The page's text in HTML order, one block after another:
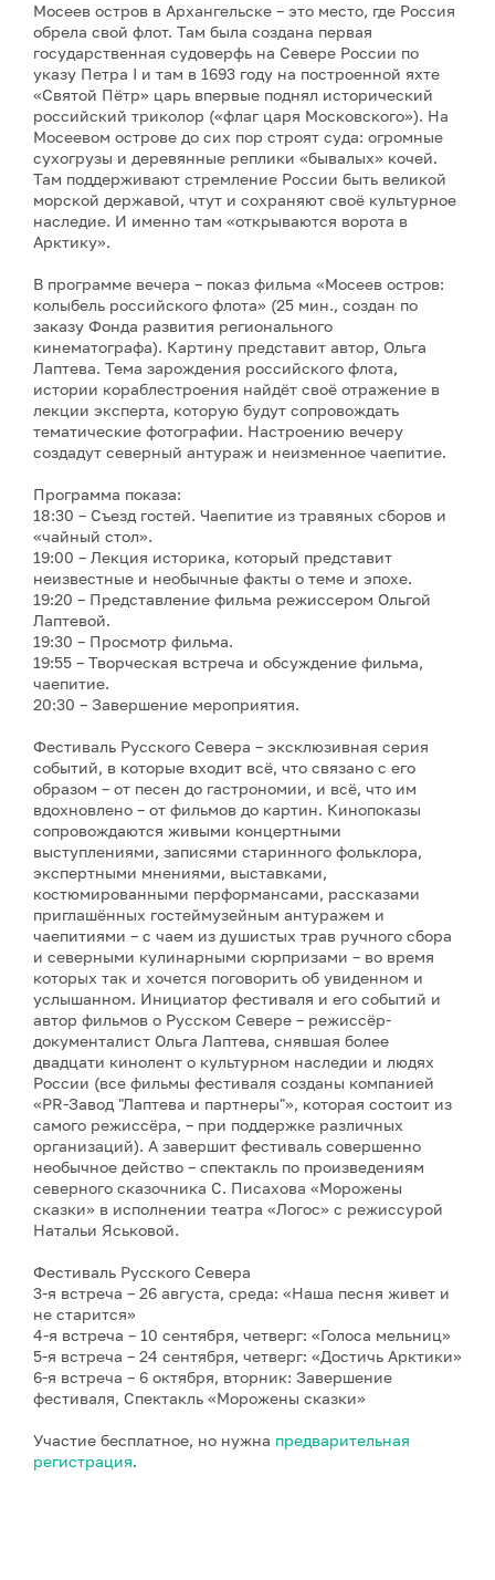
Мосеев остров в Архангельске – это место, где Россия
обрела свой флот. Там была создана первая
государственная судоверфь на Севере России по
указу Петра I и там в 1693 году на построенной яхте
«Святой Пётр» царь впервые поднял исторический
российский триколор («флаг царя Московского»). На
Мосеевом острове до сих пор строят суда: огромные
сухогрузы и деревянные реплики «бывалых» кочей.
Там поддерживают стремление России быть великой
морской державой, чтут и сохраняют своё культурное
наследие. И именно там «открываются ворота в
Арктику».
В программе вечера – показ фильма «Мосеев остров:
колыбель российского флота» (25 мин., создан по
заказу Фонда развития регионального
кинематографа). Картину представит автор, Ольга
Лаптева. Тема зарождения российского флота,
истории кораблестроения найдёт своё отражение в
лекции эксперта, которую будут сопровождать
тематические фотографии. Настроению вечеру
создадут северный антураж и неизменное чаепитие.
Программа показа:
18:30 – Съезд гостей. Чаепитие из травяных сборов и
«чайный стол».
19:00 – Лекция историка, который представит
неизвестные и необычные факты о теме и эпохе.
19:20 – Представление фильма режиссером Ольгой
Лаптевой.
19:30 – Просмотр фильма.
19:55 – Творческая встреча и обсуждение фильма,
чаепитие.
20:30 – Завершение мероприятия.
Фестиваль Русского Севера – эксклюзивная серия
событий, в которые входит всё, что связано с его
образом – от песен до гастрономии, и всё, что им
вдохновлено – от фильмов до картин. Кинопоказы
сопровождаются живыми концертными
выступлениями, записями старинного фольклора,
экспертными мнениями, выставками,
костюмированными перформансами, рассказами
приглашённых гостеймузейным антуражем и
чаепитиями – с чаем из душистых трав ручного сбора
и северными кулинарными сюрпризами – во время
которых так и хочется поговорить об увиденном и
услышанном. Инициатор фестиваля и его событий и
автор фильмов о Русском Севере – режиссёр-
документалист Ольга Лаптева, снявшая более
двадцати кинолент о культурном наследии и людях
России (все фильмы фестиваля созданы компанией
«PR-Завод "Лаптева и партнеры"», которая состоит из
самого режиссёра, – при поддержке различных
организаций). А завершит фестиваль совершенно
необычное действо – спектакль по произведениям
северного сказочника С. Писахова «Морожены
сказки» в исполнении театра «Логос» с режиссурой
Натальи Яськовой.
Фестиваль Русского Севера
3-я встреча – 26 августа, среда: «Наша песня живет и
не старится»
4-я встреча – 10 сентября, четверг: «Голоса мельниц»
5-я встреча – 24 сентября, четверг: «Достичь Арктики»
6-я встреча – 6 октября, вторник: Завершение
фестиваля, Спектакль «Морожены сказки»
Участие бесплатное, но нужна предварительная
регистрация.